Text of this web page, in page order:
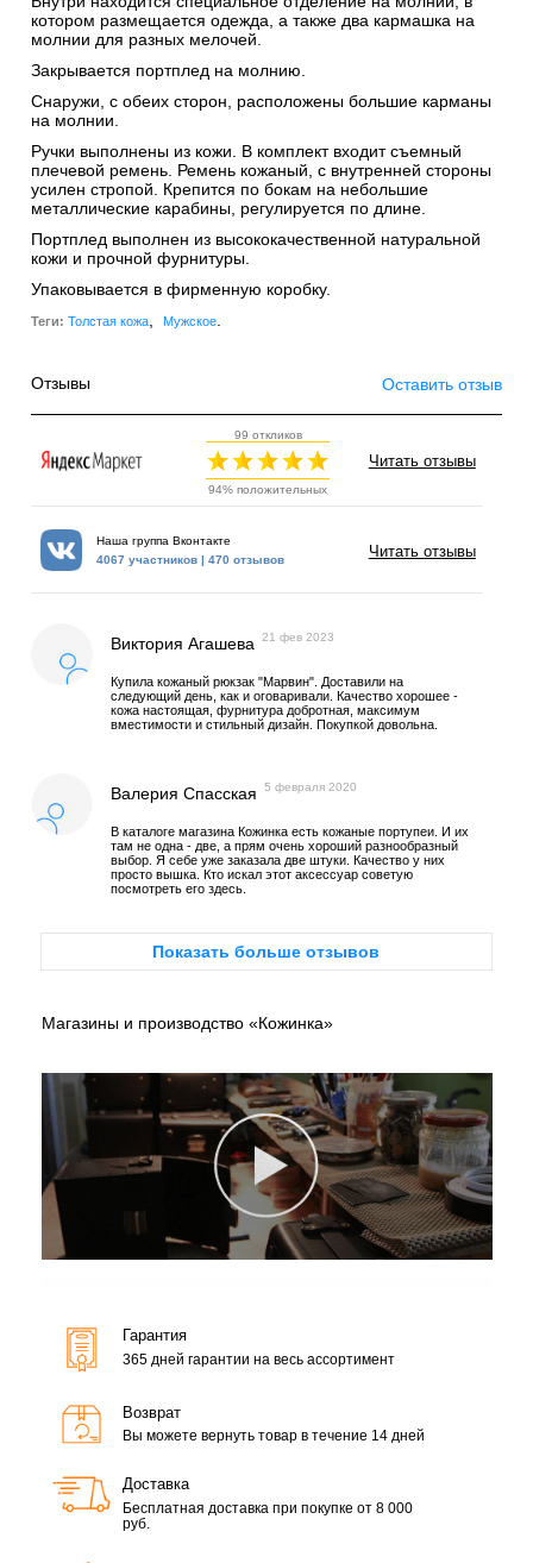
котором размещается одежда, а также два кармашка на
молнии для разных мелочей.
Закрывается портплед на молнию.
Снаружи, с обеих сторон, расположены большие карманы
на молнии.
Ручки выполнены из кожи. В комплект входит съемный
плечевой ремень. Ремень кожаный, с внутренней стороны
усилен стропой. Крепится по бокам на небольшие
металлические карабины, регулируется по длине.
Портплед выполнен из высококачественной натуральной
кожи и прочной фурнитуры.
Упаковывается в фирменную коробку.
Теги: Толстая кожа Мужское.
Отзывы Оставить отзыв
99 откликов
94% положительных
Читать отзывы
Наша группа Вконтакте
4067 участников | 470 отзывов
Читать отзывы
Виктория Агашева 21 фев 2023
Купила кожаный рюкзак "Марвин". Доставили на
следующий день, как и оговаривали. Качество хорошее -
кожа настоящая, фурнитура добротная, максимум
вместимости и стильный дизайн. Покупкой довольна.
Валерия Спасская 5 февраля 2020
В каталоге магазина Кожинка есть кожаные портупеи. И их
там не одна - две, а прям очень хороший разнообразный
выбор. Я себе уже заказала две штуки. Качество у них
просто вышка. Кто искал этот аксессуар советую
посмотреть его здесь.
Показать больше отзывов
Магазины и производство «Кожинка»
Гарантия
365 дней гарантии на весь ассортимент
Возврат
Вы можете вернуть товар в течение 14 дней
Доставка
Бесплатная доставка при покупке от 8 000
руб.